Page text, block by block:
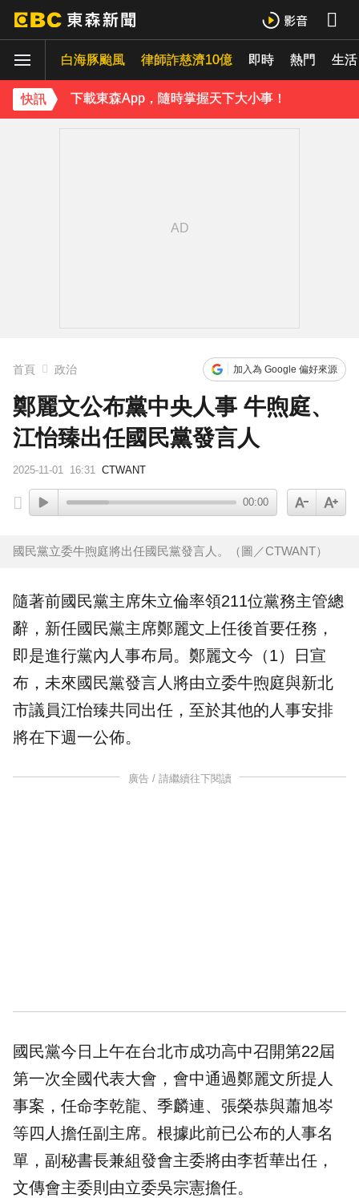
白海豚颱風 律師詐慈濟10億 即時 熱門 生活
快訊
下載東森App，隨時掌握天下大小事！
《理財達人秀》X 安聯投信免費講座報名中！搶先卡位 2027
下載東森App，隨時掌握天下大小事！
首頁 政治 加入為 Google 偏好來源
鄭麗文公布黨中央人事 牛煦庭、
江怡臻出任國民黨發言人
2025-11-01 16:31 CTWANT
00:00
國民黨立委牛煦庭將出任國民黨發言人。（圖／CTWANT）
隨著前國民黨主席朱立倫率領211位黨務主管總
辭，新任國民黨主席鄭麗文 上任後首要任務，
即是進行黨內人事布局。鄭麗文今（1）日宣
布，未來國民黨發言人將由立委牛煦庭與新北
市議員江怡臻共同出任，至於其他的人事安排
將在下週一公佈。
廣告 / 請繼續往下閱讀
國民黨今日上午在台北市成功高中召開第22屆
第一次全國代表大會，會中通過鄭麗文所提人
事案，任命李乾龍、季麟連、張榮恭與蕭旭岑
等四人擔任副主席。根據此前已公布的人事名
單，副秘書長兼組發會主委將由李哲華出任，
文傳會主委則由立委吳宗憲擔任。